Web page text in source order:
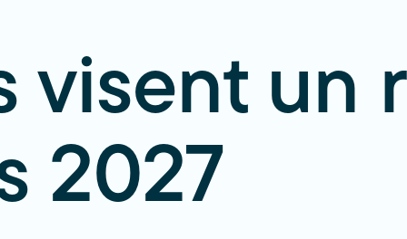
visent un
2027